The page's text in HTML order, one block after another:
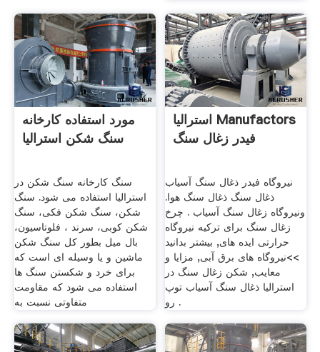
مورد استفاده کارخانه
سنگ شکن استرالیا
سنگ کارخانه سنگ شکن در
استرالیا استفاده می شود. سنگ
شکن، سنگ شکن فکی، سنگ
شکن کوبی، سرند ، فلوتاسیون،
بال میل بطور کل سنگ شکن
ماشین و یا وسیله ای است که
برای خرد و شکستن سنگ ها
استفاده می شود که مقاومت
متفاوتی نسبت به
استرالیا Manufactors
فیدر زغال سنگ
نیروگاه فیدر ذغال سنگ آسیاب
ذغال سنگ ذغال سنگ هوا.
ونیروگاه زغال سنگ آسیاب . چرخ
زغال سنگ برای ترکیه نیروگاه
حرارتی ایده های, بیشتر بدانید
>>نیروگاه های برق آبی, مزایا و
معایب, شکن زغال سنگ در
استرالیا ذغال سنگ آسیاب توپ
رو .